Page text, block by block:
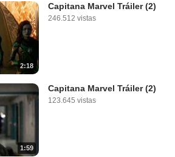
2:18
Capitana Marvel Tráiler (2)
246.512 vistas
1:59
Capitana Marvel Tráiler (2)
123.645 vistas